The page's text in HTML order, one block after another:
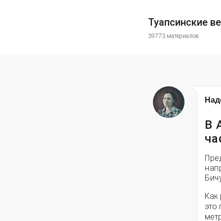
Туапсинские
39773 материалов
В
Как
это